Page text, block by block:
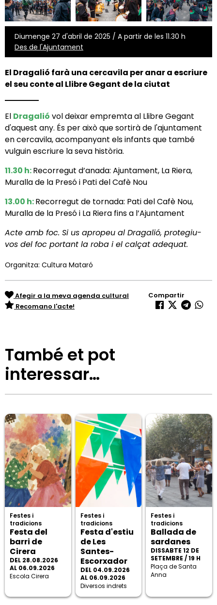
Diumenge 27 d'abril de 2025 / A partir de les 11.30 h
Des de l'Ajuntament
El Dragalió farà una cercavila per anar a escriure
el seu conte al Llibre Gegant de la ciutat
El Dragalió vol deixar empremta al Llibre Gegant
d'aquest any. És per això que sortirà de l'ajuntament
en cercavila, acompanyant els infants que també
vulguin escriure la seva història.
11.30 h:Recorregut d’anada: Ajuntament, La Riera,
Muralla de la Presó i Pati del Cafè Nou
13.00 h:Recorregut de tornada: Pati del Cafè Nou,
Muralla de la Presó i La Riera fins a l’Ajuntament
Acte amb foc. Si us apropeu al Dragalió, protegiu-
vos del foc portant la roba i el calçat adequat.
Organitza: Cultura Mataró
Afegir a la meva agenda cultural
Recomano l'acte!
Compartir
També et pot
interessar…
Festes i
tradicions
Festa del
barri de
Cirera
DEL 28.08.2026
AL 06.09.2026
Escola Cirera
Festes i
tradicions
Festa d'estiu
de Les
Santes-
Escorxador
DEL 04.09.2026
AL 06.09.2026
Diversos indrets
Festes i
tradicions
Ballada de
sardanes
DISSABTE 12 DE
SETEMBRE / 19 H
Plaça de Santa
Anna